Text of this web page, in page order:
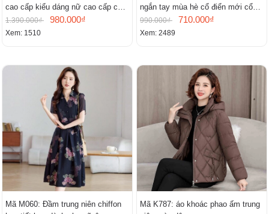
cao cấp kiểu dáng nữ cao cấp cao
cấp thần
1.390.000₫ 980.000₫
Xem: 1510
ngắn tay mùa hè cổ điển mới cổ
đứng
990.000₫ 710.000₫
Xem: 2489
Mã M060: Đầm trung niên chiffon
Mã K787: áo khoác phao ấm trung